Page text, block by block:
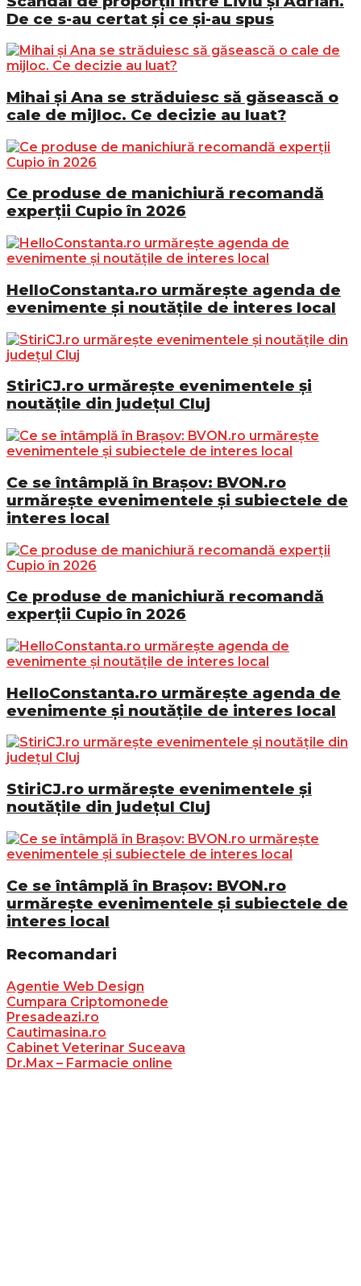
De ce s-au certat și ce și-au spus
Mihai și Ana se străduiesc să găsească o
cale de mijloc. Ce decizie au luat?
Ce produse de manichiură recomandă
experții Cupio în 2026
HelloConstanta.ro urmărește agenda de
evenimente și noutățile de interes local
StiriCJ.ro urmărește evenimentele și
noutățile din județul Cluj
Ce se întâmplă în Brașov: BVON.ro
urmărește evenimentele și subiectele de
interes local
Ce produse de manichiură recomandă
experții Cupio în 2026
HelloConstanta.ro urmărește agenda de
evenimente și noutățile de interes local
StiriCJ.ro urmărește evenimentele și
noutățile din județul Cluj
Ce se întâmplă în Brașov: BVON.ro
urmărește evenimentele și subiectele de
interes local
Recomandari
Agentie Web Design
Cumpara Criptomonede
Presadeazi.ro
Cautimasina.ro
Cabinet Veterinar Suceava
Dr.Max – Farmacie online